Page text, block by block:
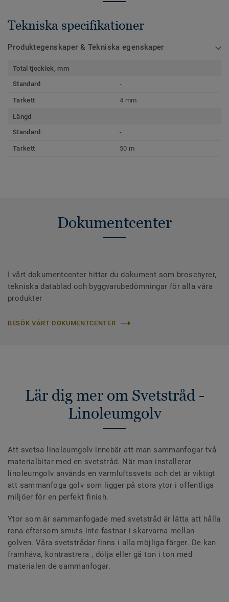
Tekniska specifikationer
Produktegenskaper & Tekniska egenskaper
Total tjocklek, mm
Standard
-
Tarkett 4 mm
Längd
Standard
-
Tarkett 50 m
Dokumentcenter
I vårt dokumentcenter hittar du dokument som broschyrer,
tekniska datablad och byggvarubedömningar för alla våra
produkter
BESÖK VÅRT DOKUMENTCENTER
Lär dig mer om Svetstråd -
Linoleumgolv
Att svetsa linoleumgolv innebär att man sammanfogar två
materialbitar med en svetstråd. När man installerar
linoleumgolv används en varmluftssvets och det är viktigt
att sammanfoga golv som ligger på stora ytor i offentliga
miljöer för en perfekt finish.
Ytor som är sammanfogade med svetstråd är lätta att hålla
rena eftersom smuts inte fastnar i skarvarna mellan
golven. Våra svetstrådar finns i alla möjliga färger. De kan
framhäva, kontrastrera , dölja eller gå ton i ton med
materialen de sammanfogar.